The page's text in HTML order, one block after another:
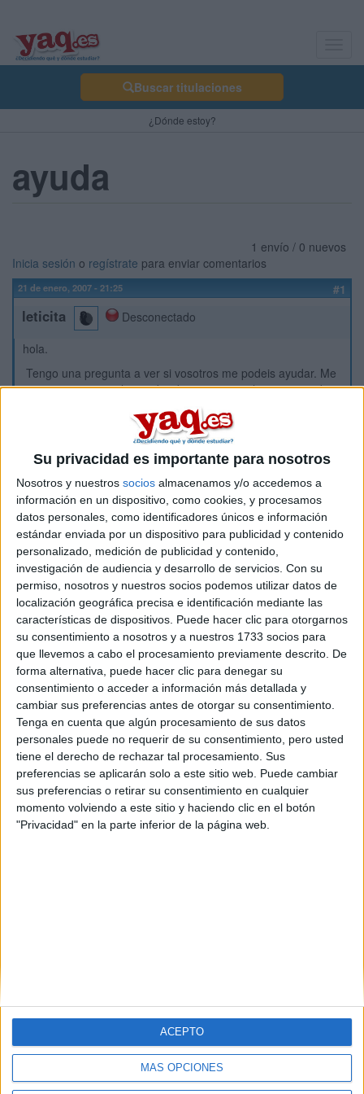
Su privacidad es importante para nosotros
Nosotros y nuestros socios almacenamos y/o accedemos a
información en un dispositivo, como cookies, y procesamos
datos personales, como identificadores únicos e información
estándar enviada por un dispositivo para publicidad y contenido
personalizado, medición de publicidad y contenido,
investigación de audiencia y desarrollo de servicios. Con su
permiso, nosotros y nuestros socios podemos utilizar datos de
localización geográfica precisa e identificación mediante las
características de dispositivos. Puede hacer clic para otorgarnos
su consentimiento a nosotros y a nuestros 1733 socios para
que llevemos a cabo el procesamiento previamente descrito. De
forma alternativa, puede hacer clic para denegar su
consentimiento o acceder a información más detallada y
cambiar sus preferencias antes de otorgar su consentimiento.
Tenga en cuenta que algún procesamiento de sus datos
personales puede no requerir de su consentimiento, pero usted
tiene el derecho de rechazar tal procesamiento. Sus
preferencias se aplicarán solo a este sitio web. Puede cambiar
sus preferencias o retirar su consentimiento en cualquier
momento volviendo a este sitio y haciendo clic en el botón
"Privacidad" en la parte inferior de la página web.
MÁS OPCIONES
ACEPTO
Buscar titulaciones
¿Dónde estoy?
ayuda
1 envío / 0 nuevos
Inicia sesión o regístrate para enviar comentarios
21 de enero, 2007 - 21:25 #1
leticita
Desconectado
hola.
Tengo una pregunta a ver si vosotros me podeis ayudar. Me
quiero presentar a la prueba de acceso a ciclos superior de
educacion infantil. y las asignaturas q tengo q estudiarme son
lengua ingles matematicas y psicologia. He encontrado todos
los libros menos el de psicologia y no se ya donde puedo
buscar No se que temario entra y tp puedo apuntarme a una
acadeia xq no tengo tantas horas libres para poder ir. A ver si
alguno sabeis algo y me podeis ayudar
muchas gracias
leticia
Inicio
Etiquetas: Hablar x Hablar